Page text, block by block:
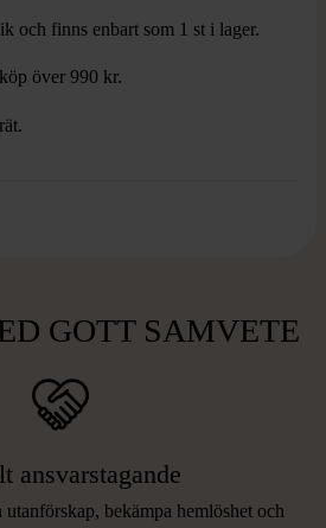
och finns enbart som 1 st i lager.
över 990 kr.
GOTT SAMVETE
ansvarstagande
bekämpa hemlöshet och